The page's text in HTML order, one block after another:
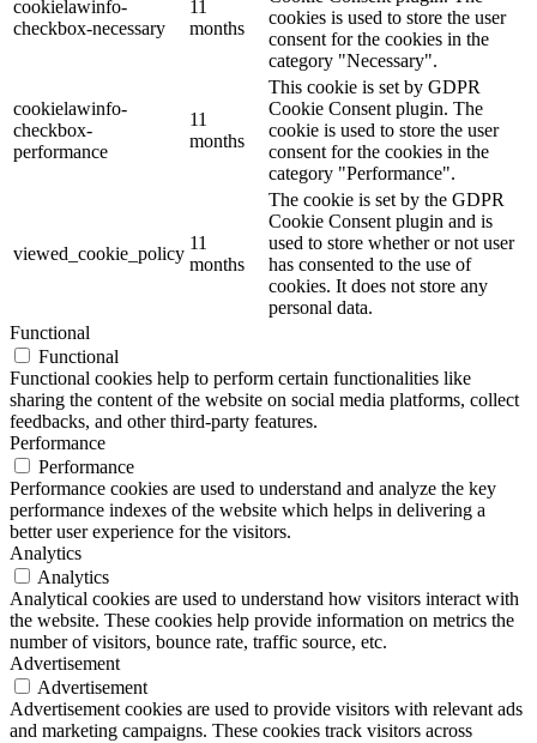
cookielawinfo-
checkbox-necessary
11
months
cookies is used to store the user
consent for the cookies in the
category "Necessary".
cookielawinfo-
checkbox-
performance
11
months
This cookie is set by GDPR
Cookie Consent plugin. The
cookie is used to store the user
consent for the cookies in the
category "Performance".
viewed_cookie_policy
11
months
The cookie is set by the GDPR
Cookie Consent plugin and is
used to store whether or not user
has consented to the use of
cookies. It does not store any
personal data.
Functional
Functional
Functional cookies help to perform certain functionalities like
sharing the content of the website on social media platforms, collect
feedbacks, and other third-party features.
Performance
Performance
Performance cookies are used to understand and analyze the key
performance indexes of the website which helps in delivering a
better user experience for the visitors.
Analytics
Analytics
Analytical cookies are used to understand how visitors interact with
the website. These cookies help provide information on metrics the
number of visitors, bounce rate, traffic source, etc.
Advertisement
Advertisement
Advertisement cookies are used to provide visitors with relevant ads
and marketing campaigns. These cookies track visitors across